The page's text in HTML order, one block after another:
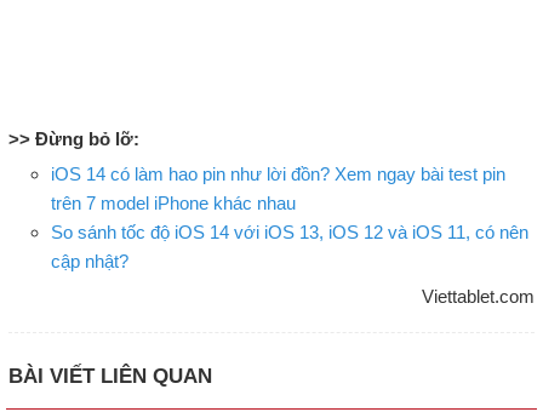
>> Đừng bỏ lỡ:
iOS 14 có làm hao pin như lời đồn? Xem ngay bài test pin
trên 7 model iPhone khác nhau
So sánh tốc độ iOS 14 với iOS 13, iOS 12 và iOS 11, có nên
cập nhật?
Viettablet.com
BÀI VIẾT LIÊN QUAN